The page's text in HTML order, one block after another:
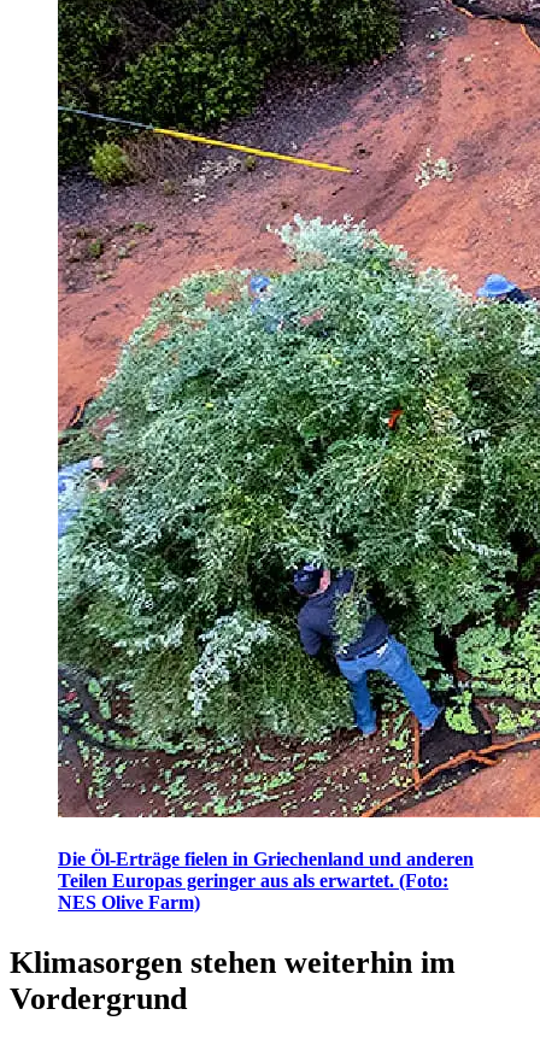
Die Öl-Erträge fielen in Griechenland und anderen
Teilen Europas geringer aus als erwartet. (Foto:
NES Olive Farm)
Klimasorgen stehen weiterhin im
Vordergrund